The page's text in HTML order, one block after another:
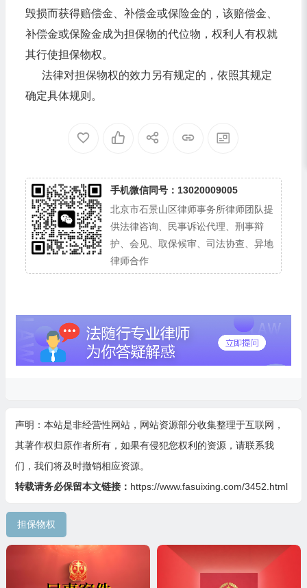
毁损而获得赔偿金、补偿金或保险金的，该赔偿金、
补偿金或保险金成为担保物的代位物，权利人有权就
其行使担保物权。
法律对担保物权的效力另有规定的，依照其规定
确定具体规则。
手机微信同号：13020009005
北京市石景山区律师事务所律师团队提
供法律咨询、民事诉讼代理、刑事辩
护、会见、取保候审、司法协查、异地
律师合作
声明：本站是非经营性网站，网站资源部分收集整理于互联网，
其著作权归原作者所有，如果有侵犯您权利的资源，请联系我
们，我们将及时撤销相应资源。
转载请务必保留本文链接： https://www.fasuixing.com/3452.html
担保物权